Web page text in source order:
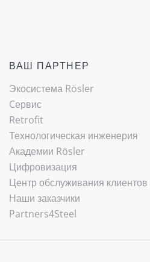
ВАШ ПАРТНЕР
Экосистема Rösler
Cервис
Retrofit
Технологическая инженерия
Академии Rösler
Цифровизация
Центр обслуживания клиентов
Наши заказчики
Partners4Steel